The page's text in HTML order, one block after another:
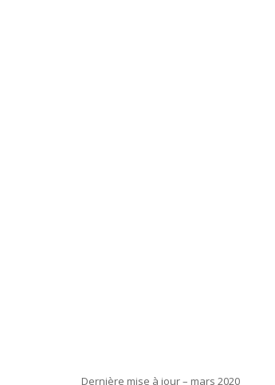
Dernière mise à jour – mars 2020